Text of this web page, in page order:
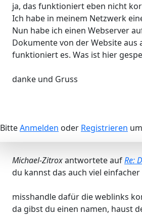
ja, das funktioniert eben nicht
Ich habe in meinem Netzwerk
Nun habe ich einen Webserver
Dokumente von der Website
funktioniert es. Was ist hier
danke und Gruss
BitteAnmelden oder Registrieren
Michael-Zitroxantwortete aufRe:
du kannst das auch viel einfacher
misshandle dafür die weblinks
da gibst du einen namen, haust